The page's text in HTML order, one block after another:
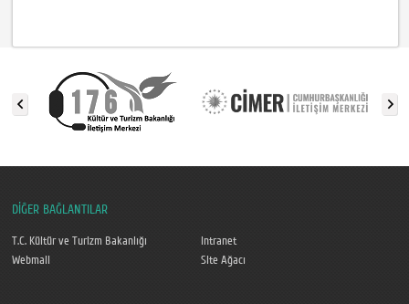
DİĞER BAĞLANTILAR
T.C. Kültür ve Turizm Bakanlığı
Intranet
Webmail
Site Ağacı